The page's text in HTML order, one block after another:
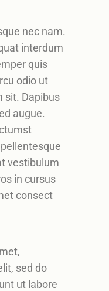
nec nam.
interdum
quis
odio ut
sit. Dapibus
augue.
vestibulum
in cursus
consect
sed do
ut labore